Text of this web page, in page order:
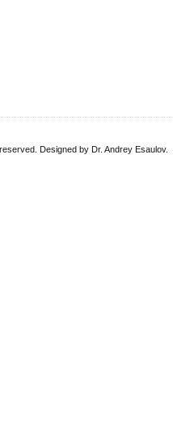
Designed by Dr. Andrey Esaulov.